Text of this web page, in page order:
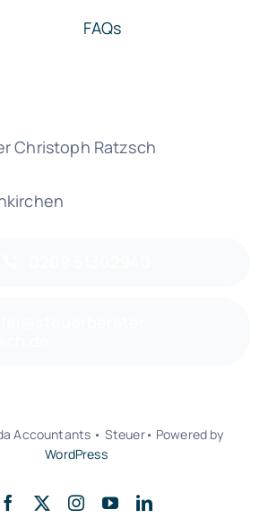
FAQs
Christoph Ratzsch
Accountants • Steuer• Powered by
WordPress